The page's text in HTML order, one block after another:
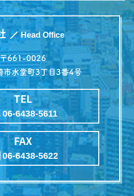
Head Office
〒661-0026
市水堂町3丁目3番4号
TEL
06-6438-5611
FAX
06-6438-5622